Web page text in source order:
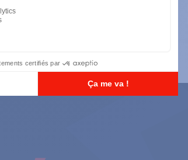
Volt 2900 mAh